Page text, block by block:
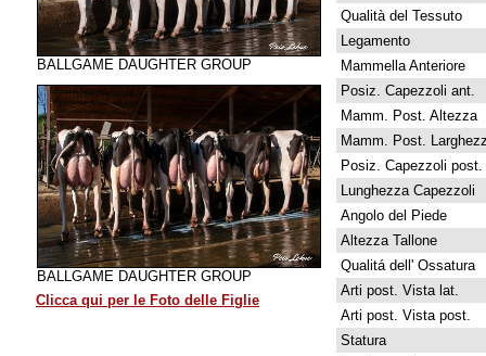
BALLGAME DAUGHTER GROUP
BALLGAME DAUGHTER GROUP
Clicca qui per le Foto delle Figlie
Qualità del Tessuto
Legamento
Mammella Anteriore
Posiz. Capezzoli ant.
Mamm. Post. Altezza
Mamm. Post.
Posiz. Capezzoli post.
Lunghezza Capezzoli
Angolo del Piede
Altezza Tallone
Qualitá dell' Ossatura
Arti post. Vista lat.
Arti post. Vista post.
Statura